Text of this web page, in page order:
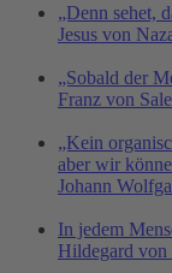
„Denn sehet,
Jesus von
„Sobald der
Franz von
„Kein
aber wir
Johann
In jedem
Hildegard von